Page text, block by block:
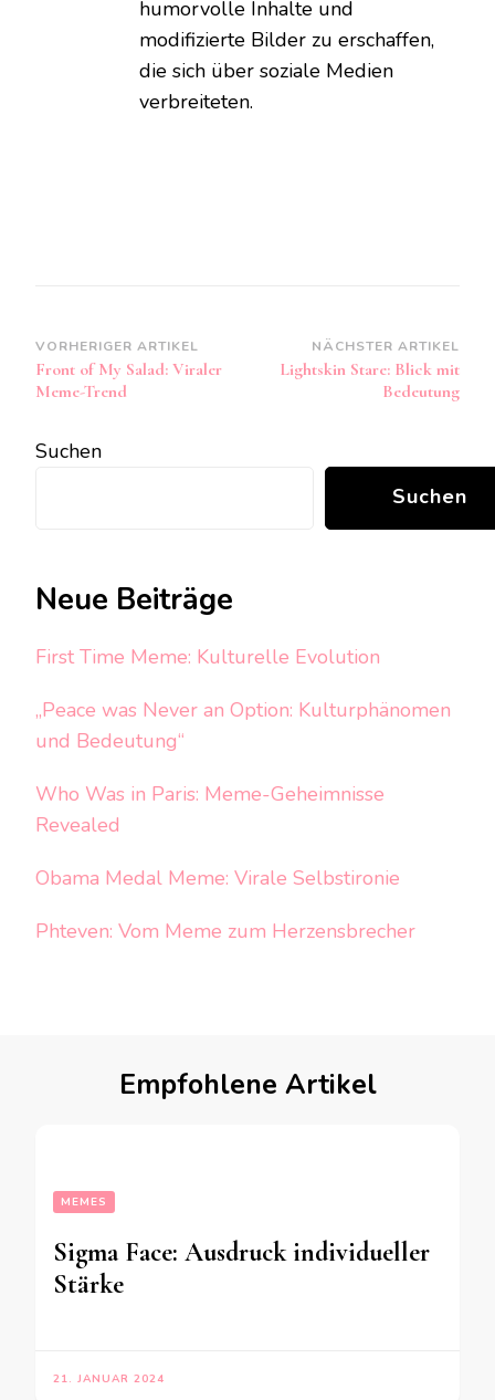
humorvolle Inhalte und
modifizierte Bilder zu erschaffen,
die sich über soziale Medien
verbreiteten.
Beitragsnavigation
VORHERIGER ARTIKEL
Front of My Salad: Viraler
Meme-Trend
NÄCHSTER ARTIKEL
Lightskin Stare: Blick mit
Bedeutung
Suchen
Suchen
Neue Beiträge
First Time Meme: Kulturelle Evolution
„Peace was Never an Option: Kulturphänomen
und Bedeutung“
Who Was in Paris: Meme-Geheimnisse
Revealed
Obama Medal Meme: Virale Selbstironie
Phteven: Vom Meme zum Herzensbrecher
Empfohlene Artikel
MEMES
Sigma Face: Ausdruck individueller
Stärke
21. JANUAR 2024